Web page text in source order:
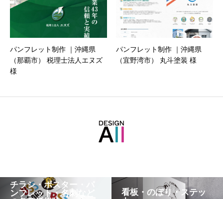
パンフレット制作 ｜沖縄県
（那覇市） 税理士法人エヌズ
様
パンフレット制作 ｜沖縄県
（宜野湾市） 丸斗塗装 様
チラシ・ポスター・パ
ンフレット・名刺など
看板・のぼり・ステッ